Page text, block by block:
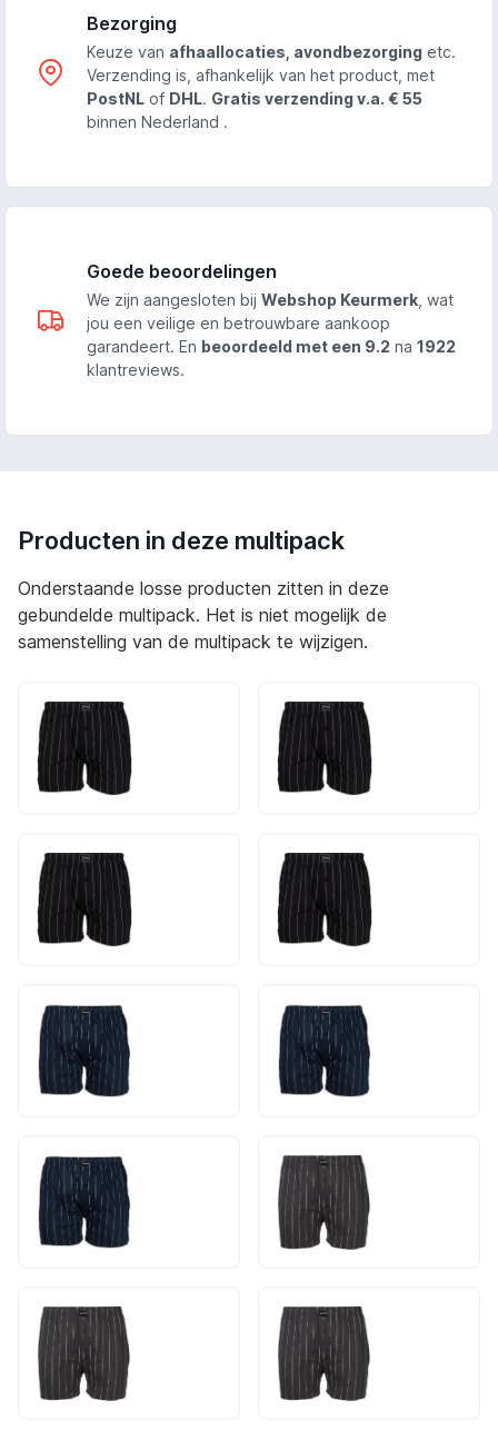
Bezorging
Keuze van afhaallocaties, avondbezorging etc.
Verzending is, afhankelijk van het product, met
PostNL of DHL. Gratis verzending v.a. € 55
binnen Nederland .
Goede beoordelingen
We zijn aangesloten bij Webshop Keurmerk , wat
jou een veilige en betrouwbare aankoop
garandeert. En beoordeeld met een 9.2 na 1922
klantreviews.
Producten in deze multipack
Onderstaande losse producten zitten in deze
gebundelde multipack. Het is niet mogelijk de
samenstelling van de multipack te wijzigen.